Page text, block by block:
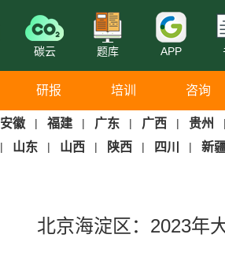
碳云 题库 APP
研报 培训 咨询
安徽 | 福建 | 广东 | 广西 | 贵州 |
| 山东 | 山西 | 陕西 | 四川 | 新
北京海淀区：2023年